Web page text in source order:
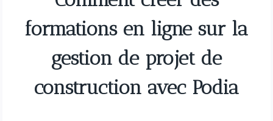
formations en ligne sur la
gestion de projet de
construction avec Podia